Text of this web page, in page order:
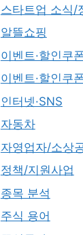
스타트업 소식/
알뜰쇼핑
이벤트·할인쿠
이벤트·할인쿠
인터넷·SNS
자동차
자영업자/소상
정책/지원사업
종목 분석
주식 용어